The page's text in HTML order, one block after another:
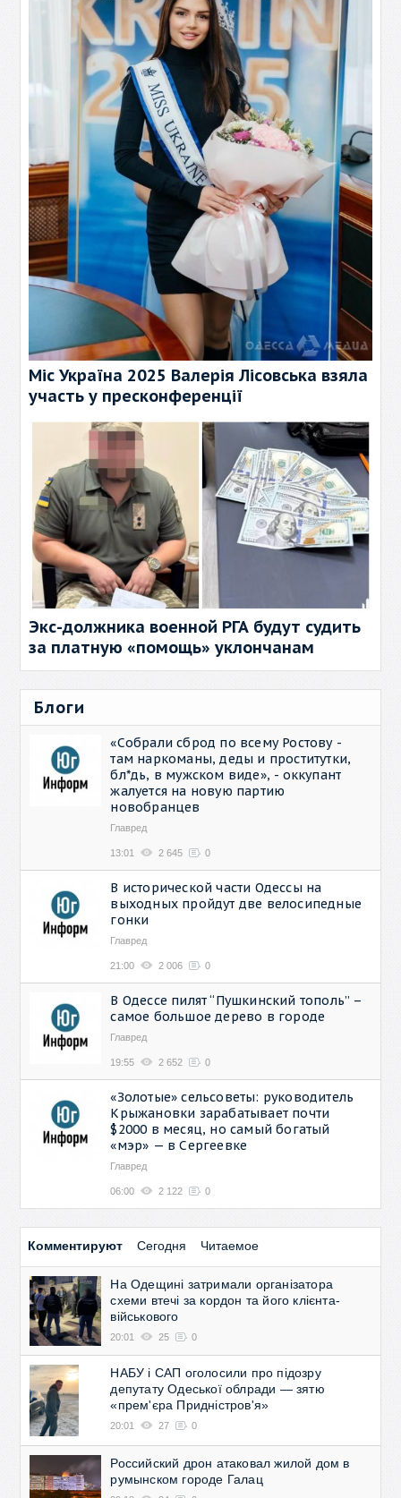
Міс Україна 2025 Валерія Лісовська взяла
участь у пресконференції
Экс-должника военной РГА будут судить
за платную «помощь» уклончанам
Блоги
«Собрали сброд по всему Ростову -
там наркоманы, деды и проститутки,
бл*дь, в мужском виде», - оккупант
жалуется на новую партию
новобранцев
Главред
13:01 2 645 0
В исторической части Одессы на
выходных пройдут две велосипедные
гонки
Главред
21:00 2 006 0
В Одессе пилят “Пушкинский тополь” –
самое большое дерево в городе
Главред
19:55 2 652 0
«Золотые» сельсоветы: руководитель
Крыжановки зарабатывает почти
$2000 в месяц, но самый богатый
«мэр» — в Сергеевке
Главред
06:00 2 122 0
Комментируют Сегодня Читаемое
На Одещині затримали організатора
схеми втечі за кордон та його клієнта-
військового
20:01 25 0
НАБУ і САП оголосили про підозру
депутату Одеської облради — зятю
«прем'єра Придністров'я»
20:01 27 0
Российский дрон атаковал жилой дом в
румынском городе Галац